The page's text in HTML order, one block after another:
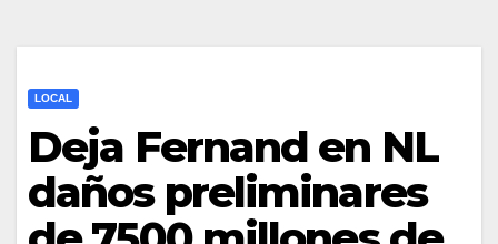
LOCAL
Deja Fernand en NL
daños preliminares